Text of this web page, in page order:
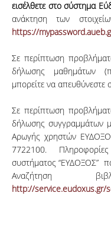
εισέλθετε στο σύστημα
ανάκτηση των
https://
Σε περίπτωση
δήλωσης μαθημάτων
μπορείτε να απευθύνεστε
Σε περίπτωση
δήλωσης συγγραμμάτων
Αρωγής χρηστών
7722100.
συστήματος “ΕΥΔΟΞΟΣ”
Αναζήτηση
http://service.eudoxus.gr/